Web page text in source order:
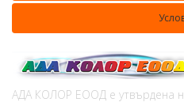
АДА КОЛОР ЕООД е утвърдена